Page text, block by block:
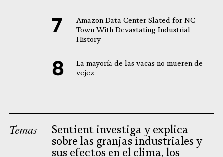
Amazon Data Center Slated for NC
Town With Devastating Industrial
History
La mayoría de las vacas no mueren de
vejez
Temas
Sentient investiga y explica
sobre las granjas industriales y
sus efectos en el clima, los